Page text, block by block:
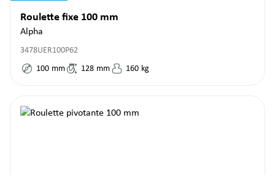
Roulette fixe 100 mm
Alpha
3478UER100P62
100 mm 128 mm 160 kg